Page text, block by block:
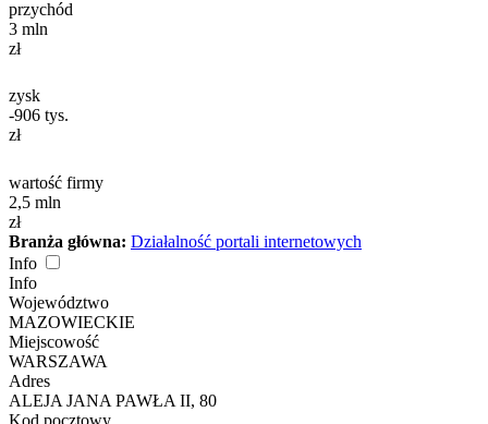
przychód
3 mln
zł
zysk
-906 tys.
zł
wartość firmy
2,5 mln
zł
Branża główna: Działalność portali internetowych
Info
Info
Województwo
MAZOWIECKIE
Miejscowość
WARSZAWA
Adres
ALEJA JANA PAWŁA II, 80